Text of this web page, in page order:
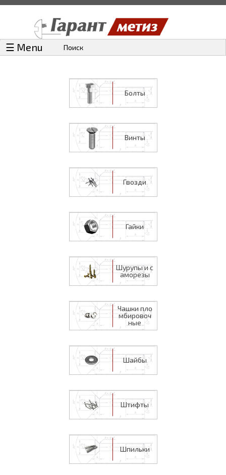
☰ Menu Поиск
Болты
Винты
Гвозди
Гайки
Шурупы и с
аморезы
Чашки пло
мбировоч
ные
Шайбы
Штифты
Шпильки